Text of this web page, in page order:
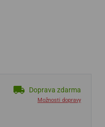
Doprava zdarma
Možnosti dopravy